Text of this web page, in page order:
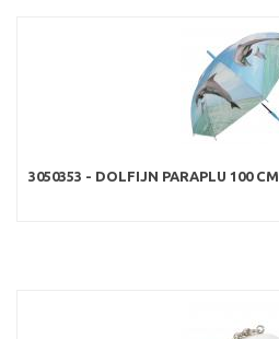
3050353 - DOLFIJN PARAPLU 100 CM